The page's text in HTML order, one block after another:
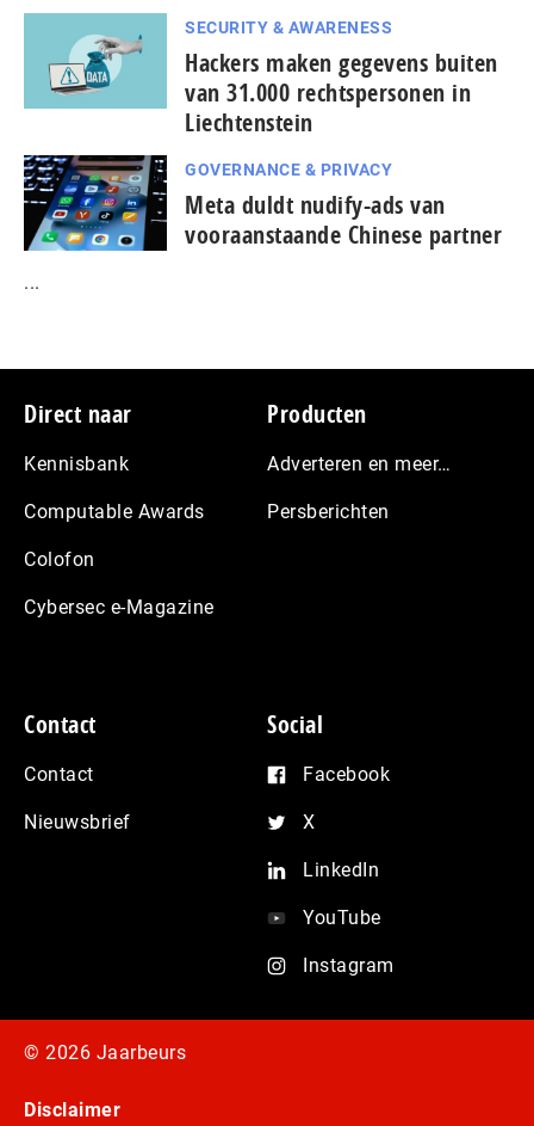
SECURITY & AWARENESS
Hackers maken gegevens buiten
van 31.000 rechtspersonen in
Liechtenstein
GOVERNANCE & PRIVACY
Meta duldt nudify-ads van
vooraanstaande Chinese partner
...
Footer
Direct naar
Kennisbank
Computable Awards
Colofon
Cybersec e-Magazine
Producten
Adverteren en meer…
Persberichten
Contact
Contact
Nieuwsbrief
Social
Facebook
X
LinkedIn
YouTube
Instagram
© 2026 Jaarbeurs
Disclaimer